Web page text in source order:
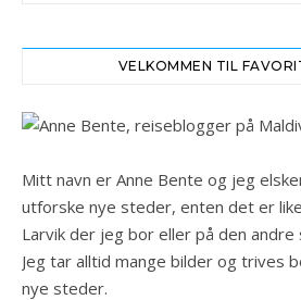
VELKOMMEN TIL
Mitt navn er Anne Bente og jeg
utforske nye steder, enten det er
Larvik der jeg bor eller på den andre
Jeg tar alltid mange bilder og trives
nye steder.